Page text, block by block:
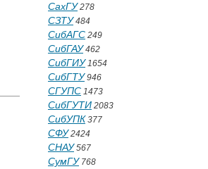
СахГУ278
СЗТУ484
СибАГС 249
СибГАУ462
СибГИУ1654
СибГТУ946
СГУПС 1473
СибГУТИ 2083
СибУПК 377
СФУ2424
СНАУ567
СумГУ768